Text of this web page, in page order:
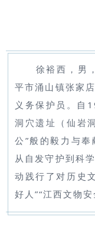
徐裕西，男，
平市涌山镇张家
义务保护员。自
洞穴遗址（ 仙岩洞
公”般的毅力与奉
从自发守护到科
动践行了对历史
好人”“江西文物安